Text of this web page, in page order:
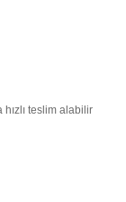
teslim alabilir